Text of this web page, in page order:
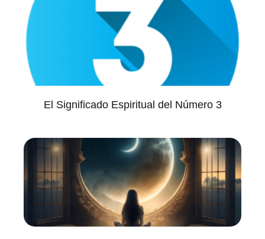
El Significado Espiritual del Número 3